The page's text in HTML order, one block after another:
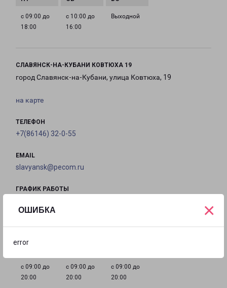
ОШИБКА
error
×
с 09:00 до
18:00
с 10:00 до
16:00
Выходной
СЛАВЯНСК-НА-КУБАНИ КОВТЮХА 19
город Славянск-на-Кубани, улица Ковтюха, 19
на карте
ТЕЛЕФОН
+7(86146) 32-0-55
EMAIL
slavyansk@pecom.ru
ГРАФИК РАБОТЫ
с 09:00 до
20:00
с 09:00 до
20:00
с 09:00 до
20:00